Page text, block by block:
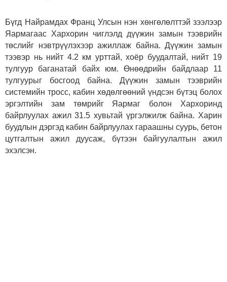
Бүгд Найрамдах Франц Улсын нэн хөнгөлөлттэй зээлээр
Яармагаас Хархорин чиглэлд дүүжин замын тээврийн
төслийг нэвтрүүлэхээр ажиллаж байна. Дүүжин замын
тээвэр нь нийт 4.2 км урттай, хоёр буудалтай, нийт 19
тулгуур баганатай байх юм. Өнөөдрийн байдлаар 11
тулгуурыг босгоод байна. Дүүжин замын тээврийн
системийн тросс, кабин хөдөлгөөний үндсэн бүтэц болох
эргэлтийн зам төмрийг Яармаг болон Хархоринд
байрлуулах ажил 31.5 хувьтай үргэлжилж байна. Харин
буудлын дэргэд кабин байрлуулах гараашны суурь, бетон
цутгалтын ажил дуусаж, бүтээн байгуулалтын ажил
эхэлсэн.